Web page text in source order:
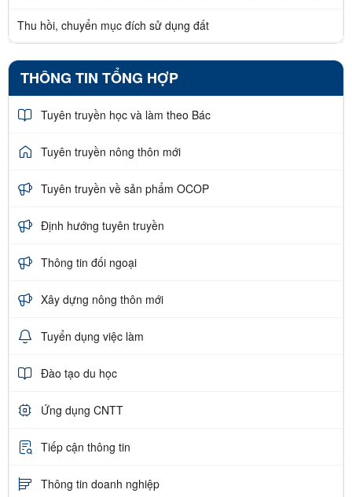
Thu hồi, chuyển mục đích sử dụng đất
THÔNG TIN TỔNG HỢP
Tuyên truyền học và làm theo Bác
Tuyên truyền nông thôn mới
Tuyên truyền về sản phẩm OCOP
Định hướng tuyên truyền
Thông tin đối ngoại
Xây dựng nông thôn mới
Tuyển dụng việc làm
Đào tạo du học
Ứng dụng CNTT
Tiếp cận thông tin
Thông tin doanh nghiệp